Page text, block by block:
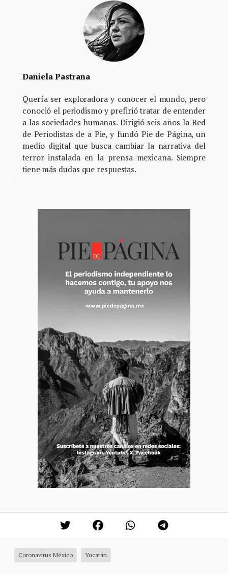
Daniela Pastrana
Quería ser exploradora y conocer el mundo, pero
conoció el periodismo y prefirió tratar de entender
a las sociedades humanas. Dirigió seis años la Red
de Periodistas de a Pie, y fundó Pie de Página, un
medio digital que busca cambiar la narrativa del
terror instalada en la prensa mexicana. Siempre
tiene más dudas que respuestas.
Coronavirus México Yucatán